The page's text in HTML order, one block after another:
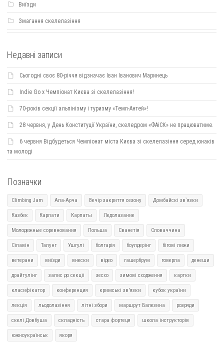
Виїзди
Змагання скелелазіння
Недавні записи
Сьогодні своє 80-річчя відзначає Іван Іванович Маринець
Indie Go х Чемпіонат Києва зі скелелазіння!
70-років секції альпінізму і туризму «Темп-Антей»!
28 червня, у День Конституції України, скеледром «ФАіСК» не працюватиме.
6 червня Відбудеться Чемпіонат міста Києва зі скелелазіння серед юнаків
та молоді
Позначки
Climbing Jam Ала-Арча Вечір закриття сезону Домбайскі зв`язки
Казбек Карпати Карпаты Ледолазание
Молодежные соревнования Польша Сванетія Словаччина
Сіпавін Талунг Ушгулі болгарія боулдерінг бігові лижи
ветерани виїзди внески відео гашербрум говерла денеши
драйтулінг запис до секціі зесхо зимові сходження картки
класифікатор конференция кримські зв'язки кубок україни
лекція льодолазіння літні збори маршрут Балезина розряди
скелі Довбуша складність стара фортеця школа інструкторів
южноукраїнськ якоря